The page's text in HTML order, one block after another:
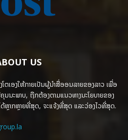
US
ຕເອງໃຫ້ກາຍເປັນຜູ້ນຳສື່ອອນລາຍຂອງລາວ ເພື່ອ
ນະພາບ, ຖືກຕ້ອງຕາມແນວທາງນະໂຍບາຍຂອງ
ຫຼາກຫຼາຍທີ່ສຸດ, ຈະແຈ້ງທີ່ສຸດ ແລະວ່ອງໄວທີ່ສຸດ.